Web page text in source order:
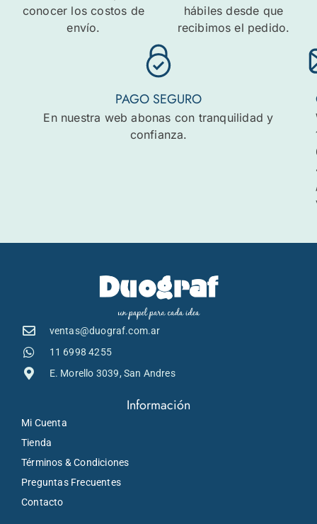
conocer los costos de
envío.
hábiles desde que
recibimos el pedido.
PAGO SEGURO
En nuestra web abonas con tranquilidad y
confianza.
ventas@duograf.com.ar
11 6998 4255
E. Morello 3039, San Andres
Información
Mi Cuenta
Tienda
Términos & Condiciones
Preguntas Frecuentes
Contacto